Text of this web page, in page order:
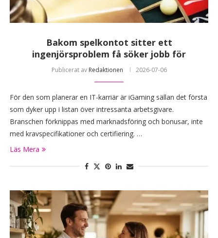
Bakom spelkontot sitter ett
ingenjörsproblem få söker jobb för
Publicerat av Redaktionen 2026-07-06
För den som planerar en IT-karriär är iGaming sällan det första
som dyker upp i listan över intressanta arbetsgivare.
Branschen förknippas med marknadsföring och bonusar, inte
med kravspecifikationer och certifiering. …
Läs Mera